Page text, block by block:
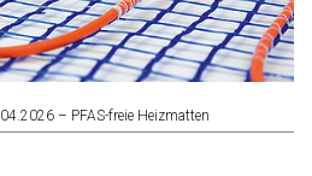
04.2026 – PFAS-freie Heizmatten